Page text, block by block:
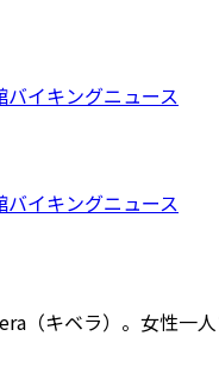
バイキングニュース
バイキングニュース
（キベラ）。女性一